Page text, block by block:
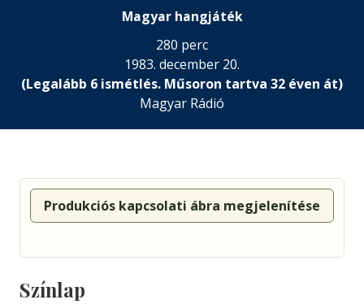
Magyar hangjáték
280 perc
1983. december 20.
(Legalább 6 ismétlés. Műsoron tartva 32 éven át)
Magyar Rádió
Produkciós kapcsolati ábra megjelenítése
Színlap